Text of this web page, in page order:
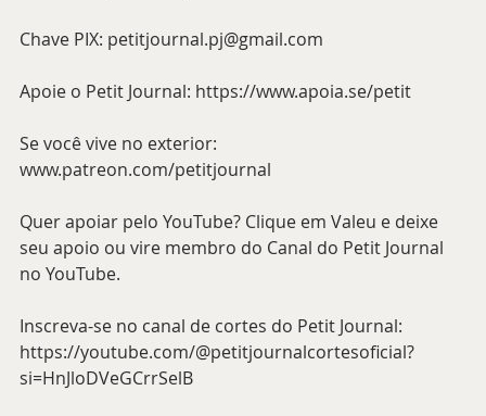
Chave PIX: petitjournal.pj@gmail.com
Apoie o Petit Journal: https://www.apoia.se/petit
Se você vive no exterior:
www.patreon.com/petitjournal
Quer apoiar pelo YouTube? Clique em Valeu e deixe
seu apoio ou vire membro do Canal do Petit Journal
no YouTube.
Inscreva-se no canal de cortes do Petit Journal:
https://youtube.com/@petitjournalcortesoficial?
si=HnJloDVeGCrrSelB